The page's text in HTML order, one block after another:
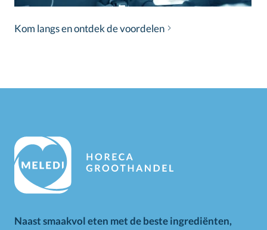
Kom langs en ontdek de voordelen
Naast smaakvol eten met de beste ingrediënten,